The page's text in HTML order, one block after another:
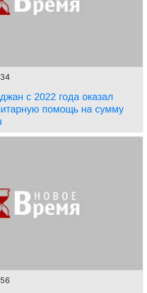
с 2022 года оказал
помощь на сумму